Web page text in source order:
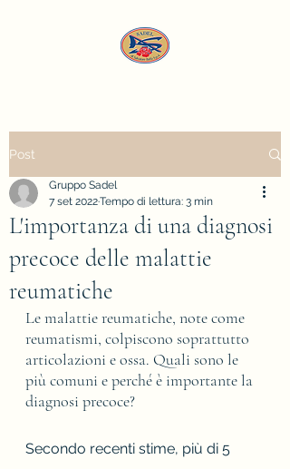
Post
L'importanza di una diagnosi
precoce delle malattie
reumatiche
Gruppo Sadel
7 set 2022Tempo di lettura: 3 min
Le malattie reumatiche, note come
reumatismi, colpiscono soprattutto
articolazioni e ossa. Quali sono le
più comuni e perché è importante la
diagnosi precoce?
Secondo recenti stime, più di 5